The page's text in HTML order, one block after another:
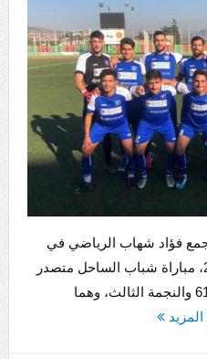
فؤاد شهاب الرياضي في
جونية الاحد 3 كانون الثاني 2021، مباراة شباب الساحل متصدر
ترتيب الدوري العام اللبناني الـ 61 والنجمة الثالث، وهما
المزيد